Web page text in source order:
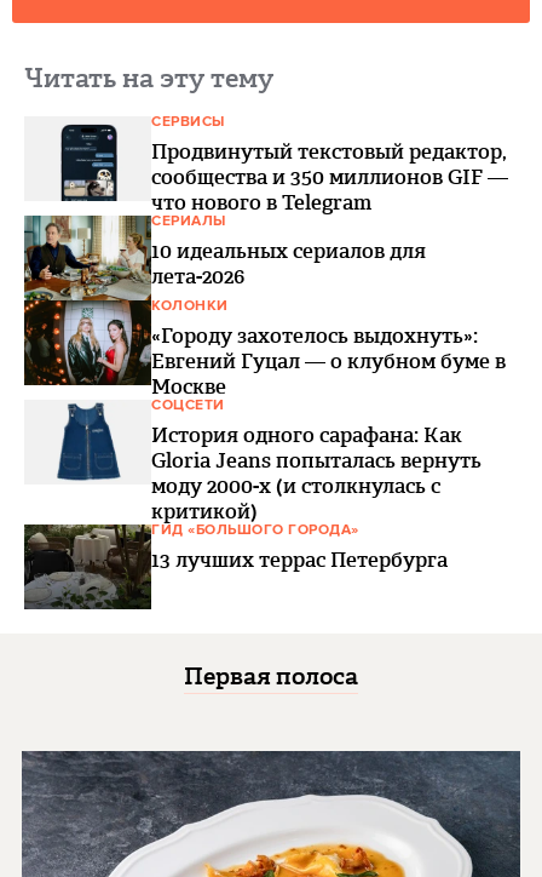
Читать на эту тему
СЕРВИСЫ
Продвинутый текстовый редактор,
сообщества и 350 миллионов GIF —
что нового в Telegram
СЕРИАЛЫ
10 идеальных сериалов для
лета-2026
КОЛОНКИ
«Городу захотелось выдохнуть»:
Евгений Гуцал — о клубном буме в
Москве
СОЦСЕТИ
История одного сарафана: Как
Gloria Jeans попыталась вернуть
моду 2000-х (и столкнулась с
критикой)
ГИД «БОЛЬШОГО ГОРОДА»
13 лучших террас Петербурга
Первая полоса